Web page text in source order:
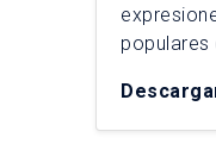
populares